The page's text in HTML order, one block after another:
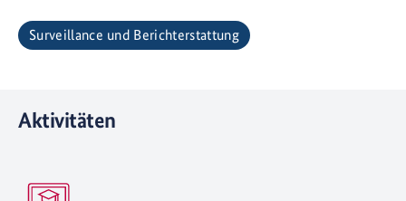
Surveillance und Berichterstattung
Aktivitäten